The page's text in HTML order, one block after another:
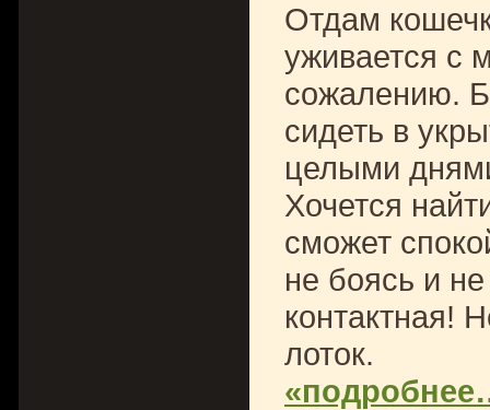
Отдам
уживается с
сожалению.
сидеть в
целыми
Хочется
сможет
не боясь и
контактная!
лоток.